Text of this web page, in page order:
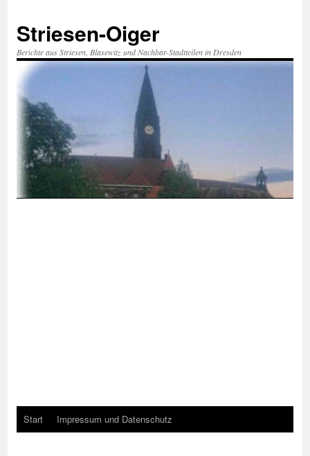
springen
Striesen-Oiger
Berichte aus Striesen, Blasewitz und Nachbar-Stadtteilen in Dresden
Start Impressum und Datenschutz